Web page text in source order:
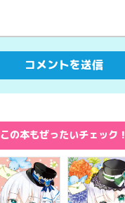
この本もぜったいチェック！